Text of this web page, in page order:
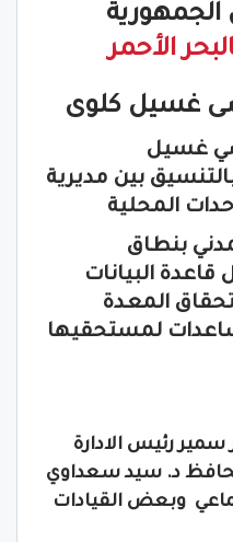
الجمهورية
الأحمر
عدد 15 كرسي غسيل
بين مديرية
المحلية
بنطاق
البيانات
المعدة
لمستحقيها
سمير رئيس الادارة
د. سيد سعداوي
وبعض القيادات